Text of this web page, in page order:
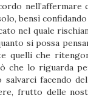
nell’affermare
bensì
nel quale
si possa
quelli che
che lo riguarda
salvarci facendo
frutto delle